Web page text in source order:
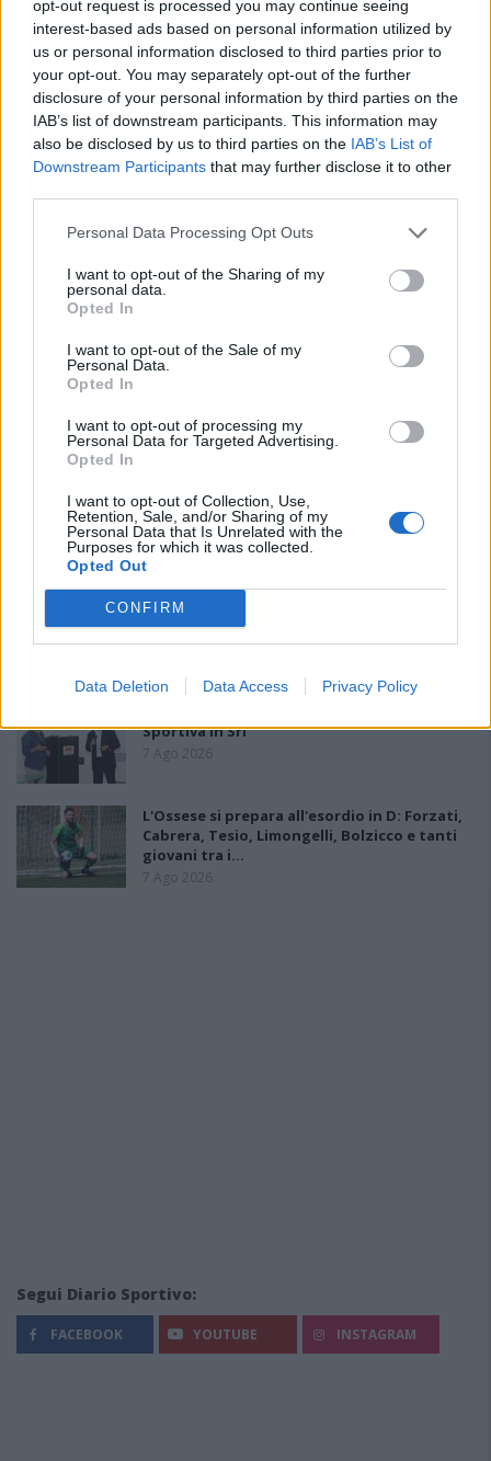
opt-out request is processed you may continue seeing
interest-based ads based on personal information utilized by
us or personal information disclosed to third parties prior to
your opt-out. You may separately opt-out of the further
disclosure of your personal information by third parties on the
IAB’s list of downstream participants. This information may
also be disclosed by us to third parties on the IAB’s List of
Downstream Participants that may further disclose it to other
Personal Data Processing Opt Outs
I want to opt-out of the Sharing of my
personal data.
Opted In
I want to opt-out of the Sale of my
Personal Data.
Opted In
I want to opt-out of processing my
Personal Data for Targeted Advertising.
Opted In
I want to opt-out of Collection, Use,
Retention, Sale, and/or Sharing of my
Personal Data that Is Unrelated with the
Purposes for which it was collected.
Opted Out
CONFIRM
Data Deletion Data Access Privacy Policy
Carlucci, Bevilacqua, Solinas, Souare e Galic
7 Ago 2026
Il Monastir riparte dai pilastri Masia, Pinna e
Aloia, il primo acquisto è Loru
7 Ago 2026
Gran colpo dell'Ossese, per la difesa c'è l'ex
Torres Riccardo Idda
7 Ago 2026
Sportiva in Srl
7 Ago 2026
L'Ossese si prepara all'esordio in D: Forzati,
Cabrera, Tesio, Limongelli, Bolzicco e tanti
giovani tra i…
7 Ago 2026
Segui Diario Sportivo:
FACEBOOK YOUTUBE INSTAGRAM